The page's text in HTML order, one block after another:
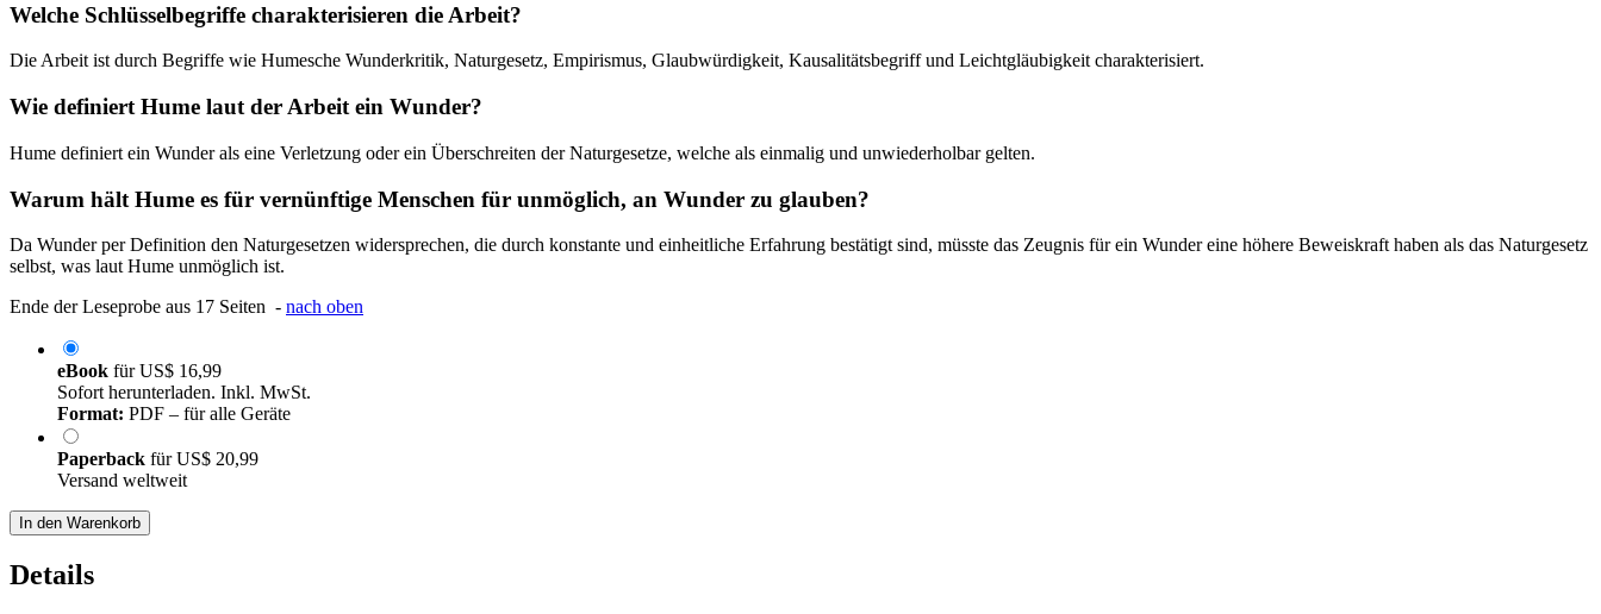
Welche Schlüsselbegriffe charakterisieren die Arbeit?
Die Arbeit ist durch Begriffe wie Humesche Wunderkritik, Naturgesetz, Empirismus, Glaubwürdigkeit, Kausalitätsbegriff und Leichtgläubigkeit charakterisiert.
Wie definiert Hume laut der Arbeit ein Wunder?
Hume definiert ein Wunder als eine Verletzung oder ein Überschreiten der Naturgesetze, welche als einmalig und unwiederholbar gelten.
Warum hält Hume es für vernünftige Menschen für unmöglich, an Wunder zu glauben?
Da Wunder per Definition den Naturgesetzen widersprechen, die durch konstante und einheitliche Erfahrung bestätigt sind, müsste das Zeugnis für ein Wunder eine höhere Beweiskraft haben als das Naturgesetz
selbst, was laut Hume unmöglich ist.
Ende der Leseprobe aus 17 Seiten - nach oben
eBook fürUS$ 16,99
Sofort herunterladen. Inkl. MwSt.
Format: PDF – für alle Geräte
Paperback fürUS$ 20,99
Versand weltweit
In den Warenkorb
Details